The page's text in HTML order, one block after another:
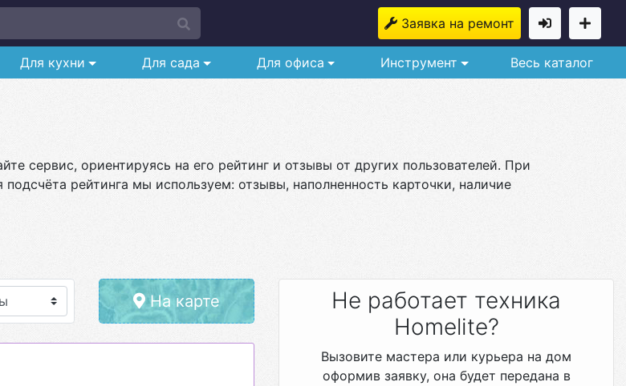
Заявка на ремонт
Для кухни Для сада Для офиса Инструмент Весь каталог
сервис, ориентируясь на его рейтинг и отзывы от других пользователей. При
рейтинга мы используем: отзывы, наполненность карточки, наличие
На карте
Не работает техника
Homelite?
Вызовите мастера или курьера на дом
оформив заявку, она будет передана в